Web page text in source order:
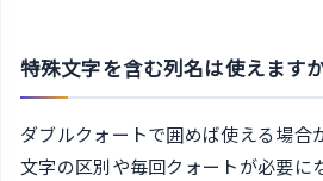
特殊文字を含む列名は使えます
ダブルクォートで囲めば使える場合
文字の区別や毎回クォートが必要に